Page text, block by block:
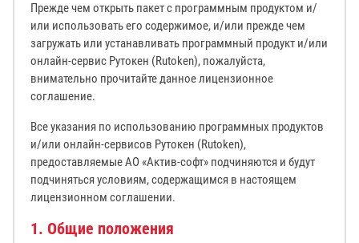
Прежде чем открыть пакет с программным продуктом и/
или использовать его содержимое, и/или прежде чем
загружать или устанавливать программный продукт и/или
онлайн-сервис Рутокен (Rutoken), пожалуйста,
внимательно прочитайте данное лицензионное
соглашение.
Все указания по использованию программных продуктов
и/или онлайн-сервисов Рутокен (Rutoken),
предоставляемые АО «Актив-софт» подчиняются и будут
подчиняться условиям, содержащимся в настоящем
лицензионном соглашении.
1. Общие положения